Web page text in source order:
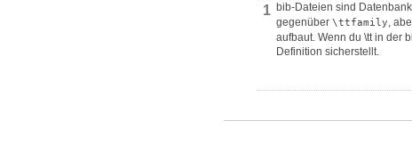
1 bib-Dateien sind
gegenüber \ttfamily,
aufbaut. Wenn du \tt in der
Definition sicherstellt.